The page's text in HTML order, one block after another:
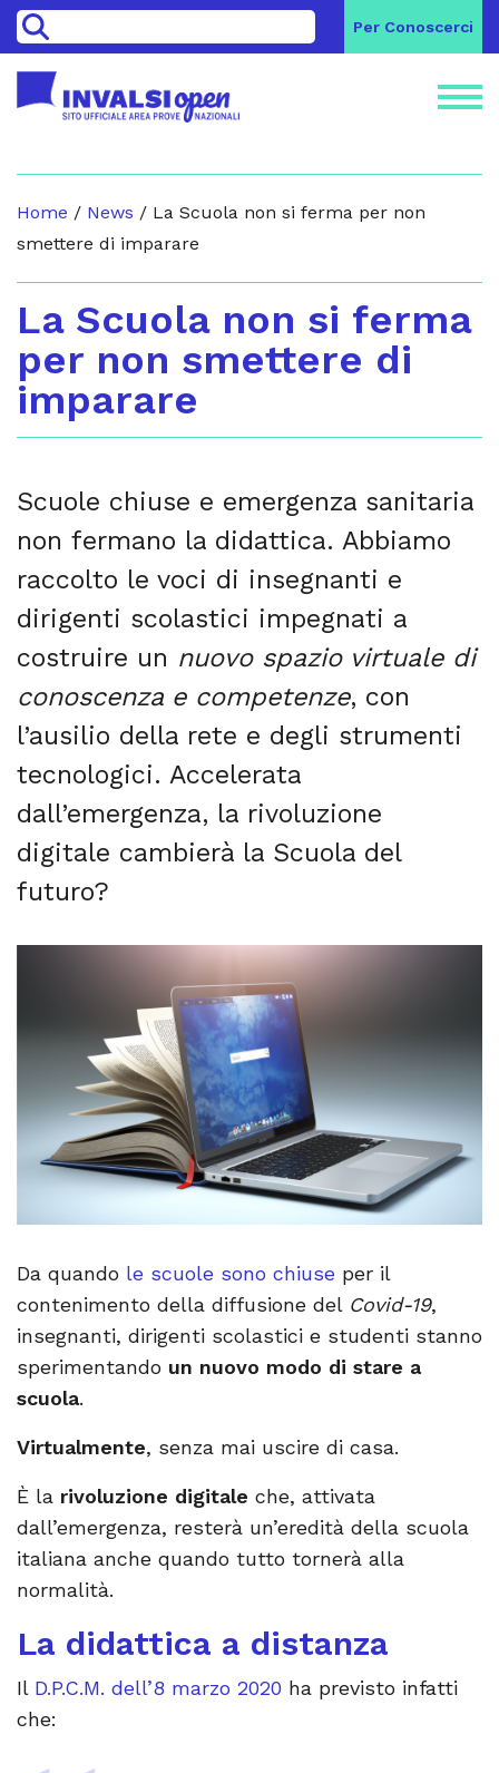
> Per Conoscerci
Home / News / La Scuola non si ferma per non
smettere di imparare
La Scuola non si ferma
per non smettere di
imparare
Scuole chiuse e emergenza sanitaria
non fermano la didattica. Abbiamo
raccolto le voci di insegnanti e
dirigenti scolastici impegnati a
costruire un nuovo spazio virtuale di
conoscenza e competenze, con
l’ausilio della rete e degli strumenti
tecnologici. Accelerata
dall’emergenza, la rivoluzione
digitale cambierà la Scuola del
futuro?
Da quando le scuole sono chiuse per il
contenimento della diffusione del Covid-19,
insegnanti, dirigenti scolastici e studenti stanno
sperimentando un nuovo modo di stare a
scuola.
Virtualmente, senza mai uscire di casa.
È la rivoluzione digitale che, attivata
dall’emergenza, resterà un’eredità della scuola
italiana anche quando tutto tornerà alla
normalità.
La didattica a distanza
Il D.P.C.M. dell’8 marzo 2020 ha previsto infatti
che: